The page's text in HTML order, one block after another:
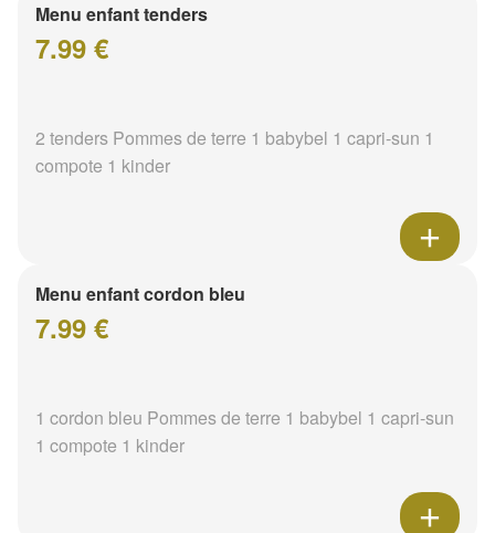
Menu enfant tenders
7.99 €
2 tenders Pommes de terre 1 babybel 1 capri-sun 1
compote 1 kinder
Menu enfant cordon bleu
7.99 €
1 cordon bleu Pommes de terre 1 babybel 1 capri-sun
1 compote 1 kinder